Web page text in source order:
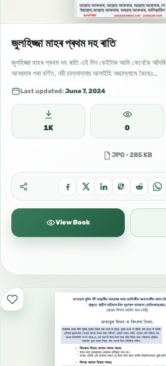
জুলহিজ্জা মাহৰ প্ৰথম দহ ৰাতি
জুলহিজ্জা মাহৰ প্ৰথম দহ ৰাতি এই দিন কেইটাক আমি কেনেকৈ
আনহুমাৰ পৰা বৰ্ণিত, নবী চাল্লাল্লাহু আলাইহি অছাল্লামে কৈছেঃ…
Last updated:June 7, 2024
1K 0
JPG · 285 KB
View Book